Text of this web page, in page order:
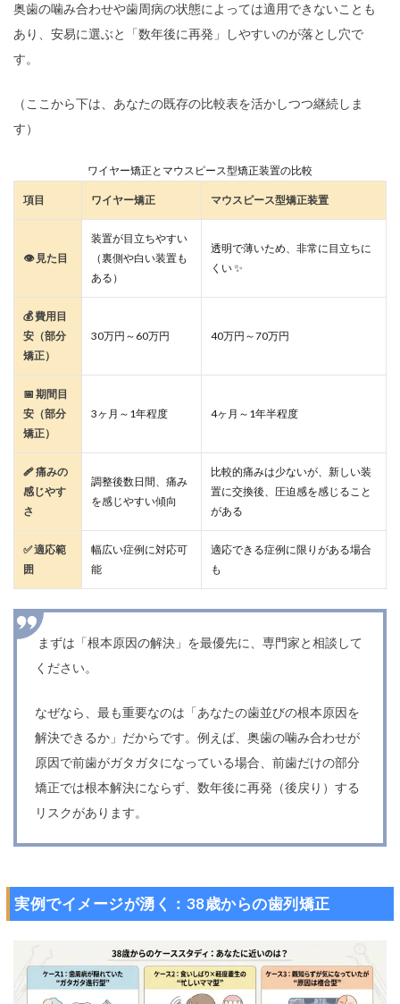
奥歯の噛み合わせや歯周病の状態によっては適用できないことも
あり、安易に選ぶと「数年後に再発」しやすいのが落とし穴で
す。
（ここから下は、あなたの既存の比較表を活かしつつ継続しま
す）
ワイヤー矯正とマウスピース型矯正装置の比較
項目 ワイヤー矯正 マウスピース型矯正装置
👁️ 見た目
装置が目立ちやすい
（裏側や白い装置も
ある）
透明で薄いため、非常に目立ちに
くい✨
💰 費用目
安（部分
矯正）
30万円～60万円 40万円～70万円
📅 期間目
安（部分
矯正）
3ヶ月～1年程度 4ヶ月～1年半程度
🩹 痛みの
感じやす
さ
調整後数日間、痛み
を感じやすい傾向
比較的痛みは少ないが、新しい装
置に交換後、圧迫感を感じること
がある
✅ 適応範
囲
幅広い症例に対応可
能
適応できる症例に限りがある場合
も
まずは「根本原因の解決」を最優先に、専門家と相談して
ください。
なぜなら、最も重要なのは「あなたの歯並びの根本原因を
解決できるか」だからです。例えば、奥歯の噛み合わせが
原因で前歯がガタガタになっている場合、前歯だけの部分
矯正では根本解決にならず、数年後に再発（後戻り）する
リスクがあります。
実例でイメージが湧く：38歳からの歯列矯正